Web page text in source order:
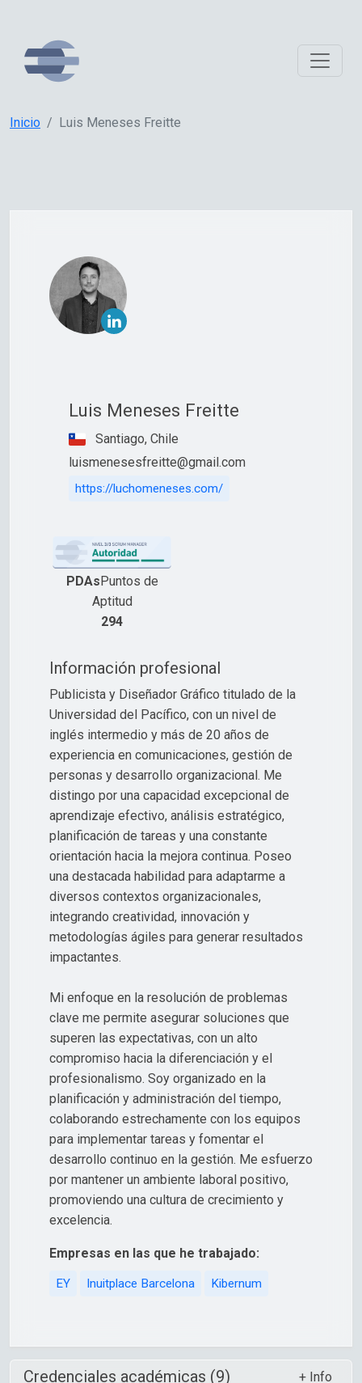
Inicio Luis Meneses Freitte
Luis Meneses Freitte
Santiago, Chile
luismenesesfreitte@gmail.com
https://luchomeneses.com/
PDAsPuntos de
Aptitud
294
Información profesional
Publicista y Diseñador Gráfico titulado de la
Universidad del Pacífico, con un nivel de
inglés intermedio y más de 20 años de
experiencia en comunicaciones, gestión de
personas y desarrollo organizacional. Me
distingo por una capacidad excepcional de
aprendizaje efectivo, análisis estratégico,
planificación de tareas y una constante
orientación hacia la mejora continua. Poseo
una destacada habilidad para adaptarme a
diversos contextos organizacionales,
integrando creatividad, innovación y
metodologías ágiles para generar resultados
impactantes.
Mi enfoque en la resolución de problemas
clave me permite asegurar soluciones que
superen las expectativas, con un alto
compromiso hacia la diferenciación y el
profesionalismo. Soy organizado en la
planificación y administración del tiempo,
colaborando estrechamente con los equipos
para implementar tareas y fomentar el
desarrollo continuo en la gestión. Me esfuerzo
por mantener un ambiente laboral positivo,
promoviendo una cultura de crecimiento y
excelencia.
Empresas en las que he trabajado:
EY Inuitplace Barcelona Kibernum
Credenciales académicas (9) + Info